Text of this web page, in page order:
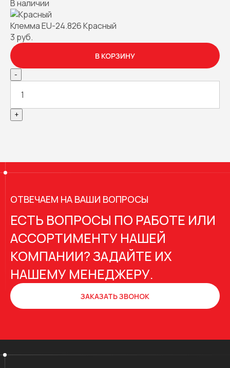
В наличии
Клемма EU-24.826 Красный
3 руб.
В КОРЗИНУ
-
+
ОТВЕЧАЕМ НА ВАШИ ВОПРОСЫ
ЕСТЬ ВОПРОСЫ ПО РАБОТЕ ИЛИ
АССОРТИМЕНТУ НАШЕЙ
КОМПАНИИ? ЗАДАЙТЕ ИХ
НАШЕМУ МЕНЕДЖЕРУ.
ЗАКАЗАТЬ ЗВОНОК